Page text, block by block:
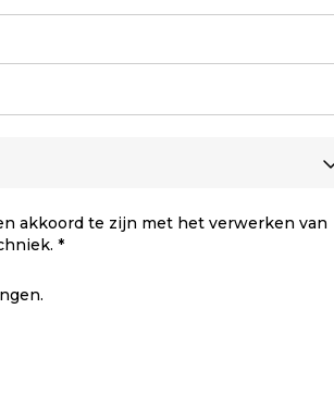
akkoord te zijn met het verwerken van